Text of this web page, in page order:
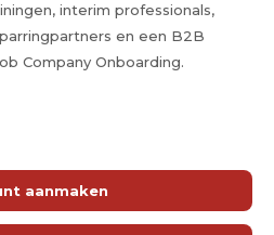
interim professionals,
en een B2B
Company Onboarding.
aanmaken